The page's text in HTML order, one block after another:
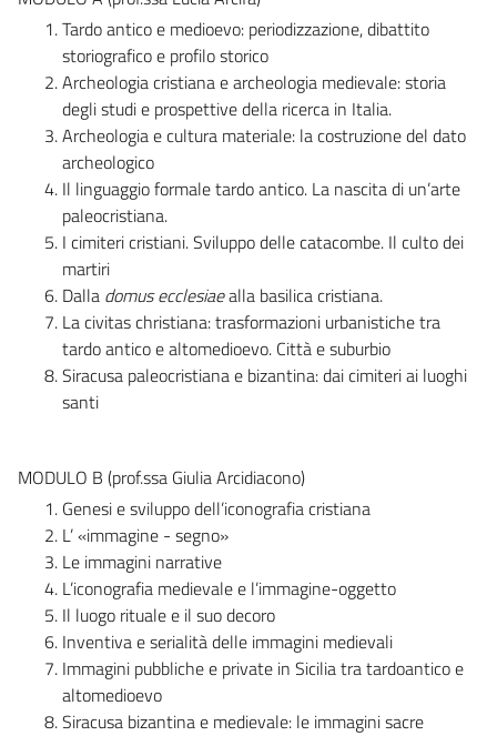
Tardo antico e medioevo: periodizzazione, dibattito
storiografico e profilo storico
Archeologia cristiana e archeologia medievale: storia
degli studi e prospettive della ricerca in Italia.
Archeologia e cultura materiale: la costruzione del dato
archeologico
Il linguaggio formale tardo antico. La nascita di un’arte
paleocristiana.
I cimiteri cristiani. Sviluppo delle catacombe. Il culto dei
martiri
Dalla domus ecclesiaealla basilica cristiana.
La civitas christiana: trasformazioni urbanistiche tra
tardo antico e altomedioevo. Città e suburbio
Siracusa paleocristiana e bizantina: dai cimiteri ai luoghi
santi
MODULO B (prof.ssa Giulia Arcidiacono)
Genesi e sviluppo dell’iconografia cristiana
L’ «immagine - segno»
Le immagini narrative
L’iconografia medievale e l’immagine-oggetto
Il luogo rituale e il suo decoro
Inventiva e serialità delle immagini medievali
Immagini pubbliche e private in Sicilia tra tardoantico e
altomedioevo
Siracusa bizantina e medievale: le immagini sacre